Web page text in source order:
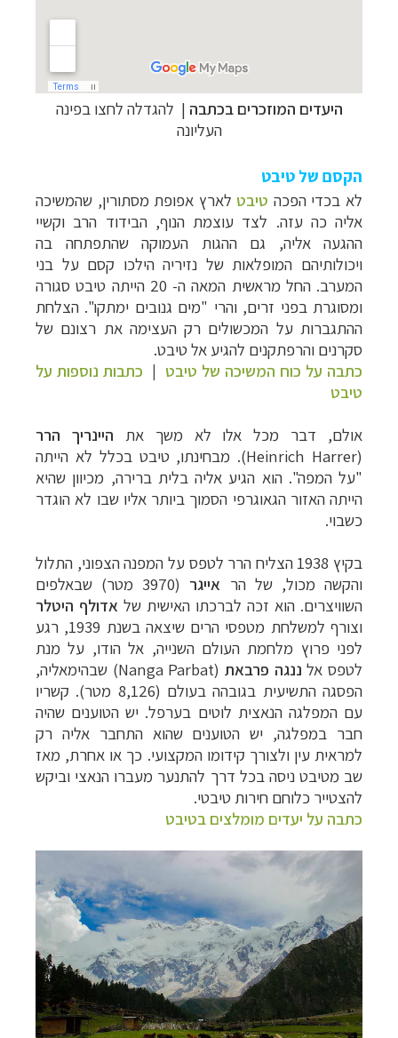
היעדים המוזכרים בכתבה | להגדלה לחצו בפינה
העליונה
הקסם של טיבט
לא בכדי הפכה טיבטלארץ אפופת מסתורין, שהמשיכה
אליה כה עזה. לצד עוצמת הנוף, הבידוד הרב וקשיי
ההגעה אליה, גם ההגות העמוקה שהתפתחה בה
ויכולותיהם המופלאות של נזיריה הילכו קסם על בני
המערב. החל מראשית המאה ה- 20 הייתה טיבט סגורה
ומסוגרת בפני זרים, והרי "מים גנובים ימתקו". הצלחת
ההתגברות על המכשולים רק העצימה את רצונם של
סקרנים והרפתקנים להגיע אל טיבט.
כתבה על כוח המשיכה של טיבט | כתבות נוספות על
טיבט
אולם, דבר מכל אלו לא משך את היינריך הרר
(
Heinrich Harrer). מבחינתו, טיבט בכלל לא הייתה
"על המפה". הוא הגיע אליה בלית ברירה, מכיוון שהיא
הייתה האזור הגאוגרפי הסמוך ביותר אליו שבו לא הוגדר
כשבוי.
בקיץ 1938 הצליח הרר לטפס על המפנה הצפוני, התלול
והקשה מכול, של הר אייגר
(3970 מטר) שבאלפים
השוויצרים. הוא זכה לברכתו האישית של אדולף היטלר
וצורף למשלחת מטפסי הרים שיצאה בשנת 1939, רגע
לפני פרוץ מלחמת העולם השנייה, אל הודו, על מנת
לטפס אל ננגה פרבאת(
Nanga Parbat) שבהימאליה,
הפסגה התשיעית בגובהה בעולם (8,126 מטר). קשריו
עם המפלגה הנאצית לוטים בערפל. יש הטוענים שהיה
חבר במפלגה, יש הטוענים שהוא התחבר אליה רק
למראית עין ולצורך קידומו המקצועי. כך או אחרת, מאז
שב מטיבט ניסה בכל דרך להתנער מעברו הנאצי וביקש
להצטייר כלוחם חירות טיבטי.
כתבה על יעדים מומלצים בטיבט
לחצו לרשימת יעדים »
טיולים לפולינזיה הצרפתיתלחצו לפרטים »
תכנון טיולים לאוסטרליה וניו זילנד לחצו לרשימת
ההצעות »